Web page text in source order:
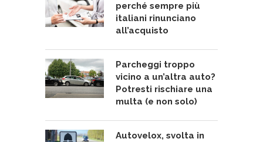
perché sempre più
italiani rinunciano
all’acquisto
Parcheggi troppo
vicino a un’altra auto?
Potresti rischiare una
multa (e non solo)
Autovelox, svolta in